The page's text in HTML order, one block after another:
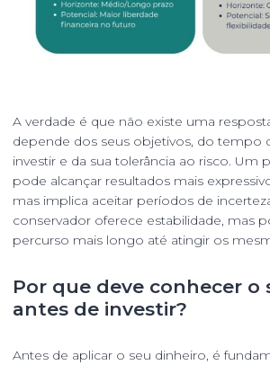
A verdade é que não existe uma
depende dos seus objetivos, do tempo
investir e da sua tolerância ao risco. Um
pode alcançar resultados mais
mas implica aceitar períodos de
conservador oferece estabilidade, mas
percurso mais longo até atingir os
Por que deve conhecer o
antes de investir?
Antes de aplicar o seu dinheiro, é